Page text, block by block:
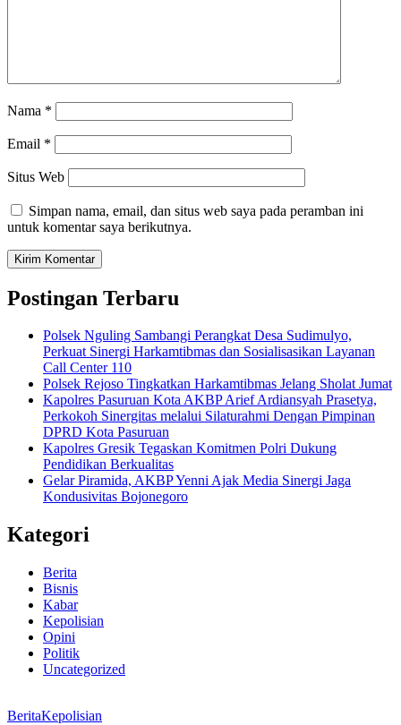
Nama *
Email *
Situs Web
Simpan nama, email, dan situs web saya pada peramban ini
untuk komentar saya berikutnya.
Postingan Terbaru
Polsek Nguling Sambangi Perangkat Desa Sudimulyo,
Perkuat Sinergi Harkamtibmas dan Sosialisasikan Layanan
Call Center 110
Polsek Rejoso Tingkatkan Harkamtibmas Jelang Sholat Jumat
Kapolres Pasuruan Kota AKBP Arief Ardiansyah Prasetya,
Perkokoh Sinergitas melalui Silaturahmi Dengan Pimpinan
DPRD Kota Pasuruan
Kapolres Gresik Tegaskan Komitmen Polri Dukung
Pendidikan Berkualitas
Gelar Piramida, AKBP Yenni Ajak Media Sinergi Jaga
Kondusivitas Bojonegoro
Kategori
Berita
Bisnis
Kabar
Kepolisian
Opini
Politik
Uncategorized
BeritaKepolisian